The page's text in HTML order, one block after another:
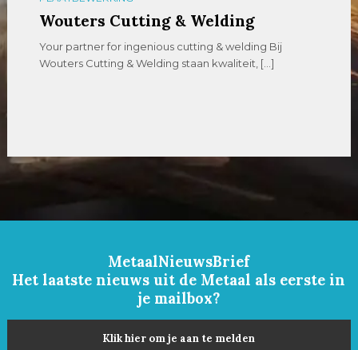
Wouters Cutting & Welding
Your partner for ingenious cutting & welding Bij
Wouters Cutting & Welding staan kwaliteit, […]
MetaalNieuwsBrief
Het laatste nieuws uit de Metaal als eerste in
je mailbox?
Klik hier om je aan te melden